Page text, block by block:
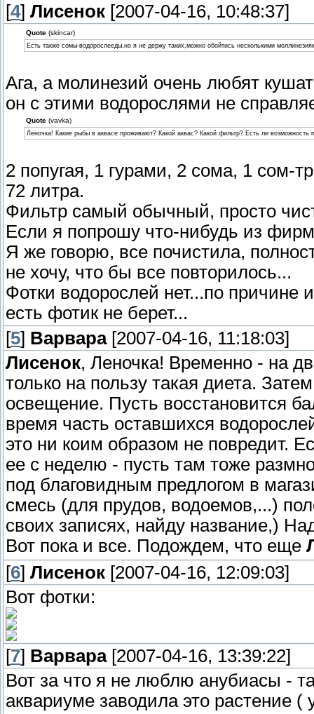
[4] Лисенок [2007-04-16, 10:48:37]
Quote(skincar)
Есть также сомы-водорослееды,но я не держу таких,можно обойтись несколькими
Ага, а молинезий очень любят
он с этими водорослями не
Quote(vavka)
Леночка! Какие рыбы в аквасе проживают? Какой аквас? Какой фильтр? Есть ли возможность
2 попугая, 1 гурами, 2 сома, 1 сом-
72 литра.
Фильтр самый обычный, просто
Если я попрошу что-нибудь из
Я же говорю, все почистила,
не хочу, что бы все повторилось...
Фотки водорослей нет...по причине
есть фотик не берет...
[5] Варвара[2007-04-16, 11:18:03]
Лисенок, Леночка! Временно - на
только на пользу такая диета.
освещение. Пусть восстановится
время часть оставшихся
это ни коим образом не повредит.
ее с неделю - пусть там тоже
под благовидным предлогом в
смесь (для прудов, водоемов,...)
своих записях, найду название,)
Вот пока и все. Подождем, что еще
[6] Лисенок [2007-04-16, 12:09:03]
Вот фотки:
[7] Варвара[2007-04-16, 13:39:22]
Вот за что я не люблю анубиасы -
аквариуме заводила это растение